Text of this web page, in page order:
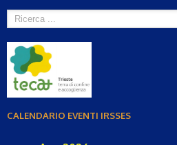
CALENDARIO EVENTI IRSSES